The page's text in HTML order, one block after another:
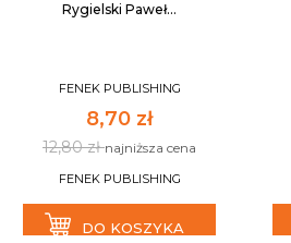
Rygielski Paweł...
FENEK PUBLISHING
8,70 zł
12,80 złnajniższa cena
FENEK PUBLISHING
DO KOSZYKA